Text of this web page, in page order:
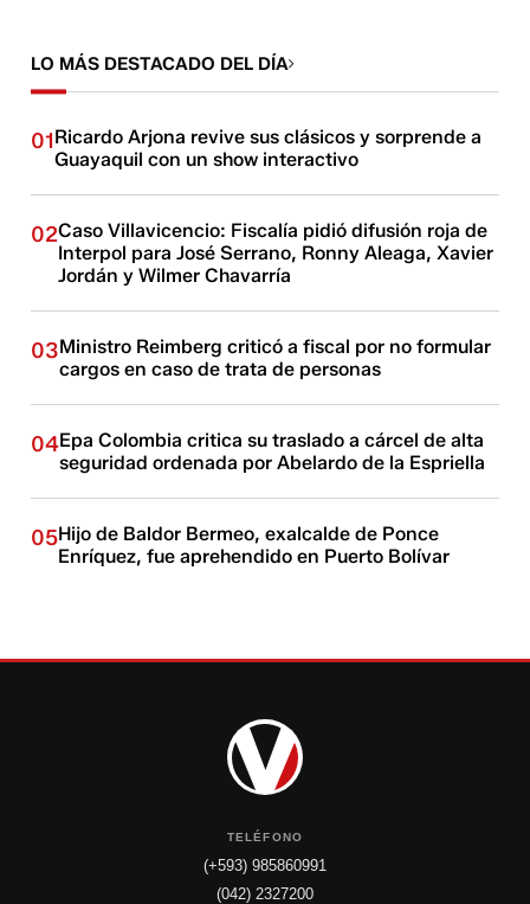
LO MÁS DESTACADO DEL DÍA
01Ricardo Arjona revive sus clásicos y sorprende a
Guayaquil con un show interactivo
02Caso Villavicencio: Fiscalía pidió difusión roja de
Interpol para José Serrano, Ronny Aleaga, Xavier
Jordán y Wilmer Chavarría
03Ministro Reimberg criticó a fiscal por no formular
cargos en caso de trata de personas
04Epa Colombia critica su traslado a cárcel de alta
seguridad ordenada por Abelardo de la Espriella
05Hijo de Baldor Bermeo, exalcalde de Ponce
Enríquez, fue aprehendido en Puerto Bolívar
TELÉFONO
(+593) 985860991
(042) 2327200